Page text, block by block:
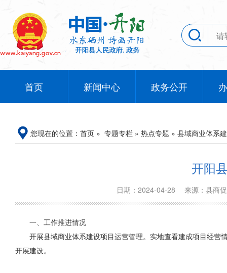
首页 新闻中心 政务公开
您现在的位置： 首页 » 专题专栏 » 热点专题 » 县域商业体系
开阳
日期：2024-04-28 来源：县
一、工作推进情况
开展县域商业体系建设项目运营管理。实地查看建成项目经营
开展建设。